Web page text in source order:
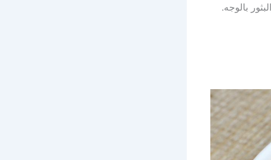
بالوجه.